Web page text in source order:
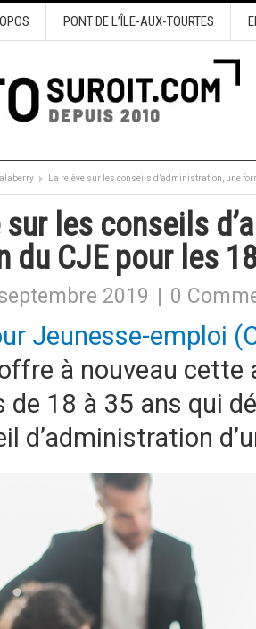
PONT DE L’ÎLE-AUX-TOURTES
La relève sur les conseils d’administration, une
sur les conseils
du CJE pour les
2019 0
Jeunesse-emploi
à nouveau cette
de 18 à 35 ans qui
d’administration